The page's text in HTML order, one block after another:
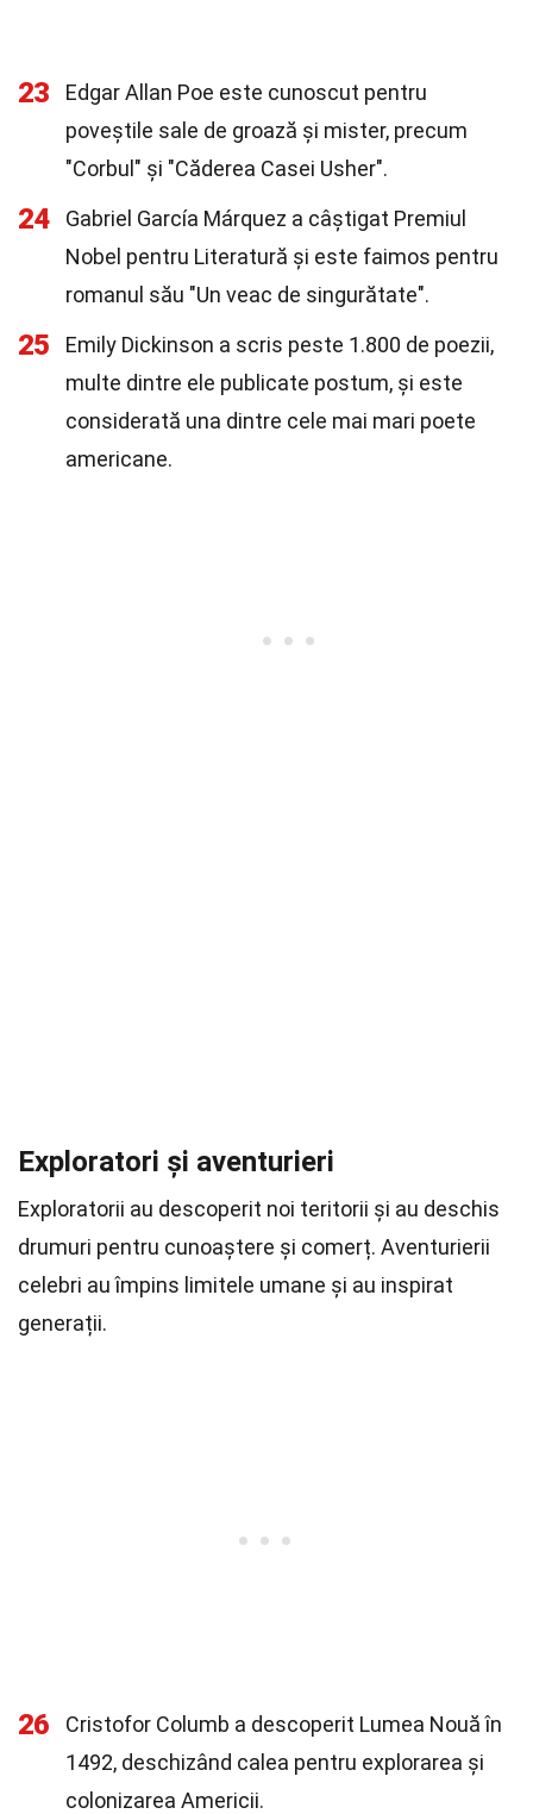
23
Edgar Allan Poe este cunoscut pentru
poveștile sale de groază și mister, precum
"Corbul" și "Căderea Casei Usher".
24
Gabriel García Márquez a câștigat Premiul
Nobel pentru Literatură și este faimos pentru
romanul său "Un veac de singurătate".
25
Emily Dickinson a scris peste 1.800 de poezii,
multe dintre ele publicate postum, și este
considerată una dintre cele mai mari poete
americane.
Exploratori și aventurieri
Exploratorii au descoperit noi teritorii și au deschis
drumuri pentru cunoaștere și comerț. Aventurierii
celebri au împins limitele umane și au inspirat
generații.
26
Cristofor Columb a descoperit Lumea Nouă în
1492, deschizând calea pentru explorarea și
colonizarea Americii.